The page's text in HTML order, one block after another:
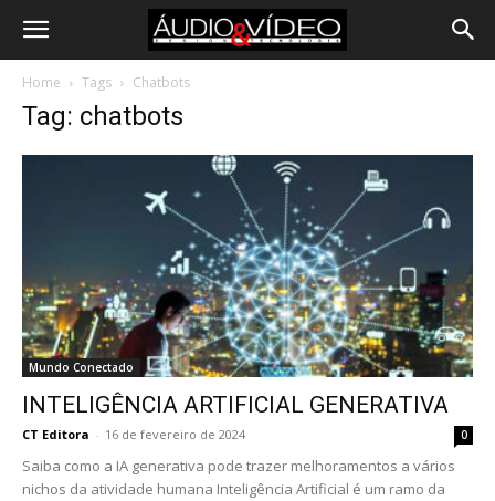
Home Tags Chatbots
Tag: chatbots
Mundo Conectado
INTELIGÊNCIA ARTIFICIAL GENERATIVA
CT Editora - 16 de fevereiro de 2024 0
Saiba como a IA generativa pode trazer melhoramentos a vários
nichos da atividade humana Inteligência Artificial é um ramo da